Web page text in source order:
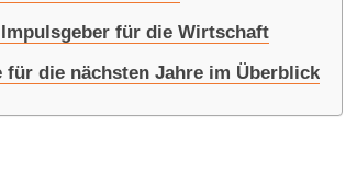
für die Wirtschaft
die nächsten Jahre im Überblick